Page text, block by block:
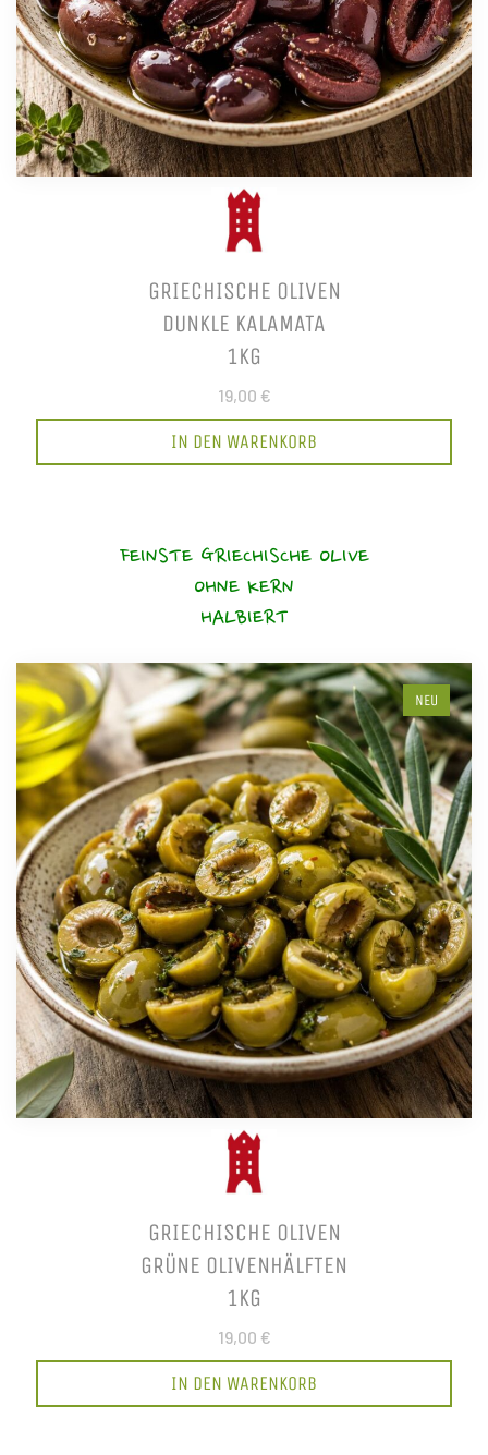
GRIECHISCHE OLIVEN
DUNKLE KALAMATA
1KG
19,00 €
IN DEN WARENKORB
FEINSTE GRIECHISCHE OLIVE
OHNE KERN
HALBIERT
NEU
GRIECHISCHE OLIVEN
GRÜNE OLIVENHÄLFTEN
1KG
19,00 €
IN DEN WARENKORB